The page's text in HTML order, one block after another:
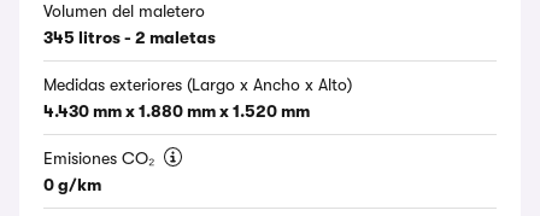
Volumen del maletero
345 litros - 2 maletas
Medidas exteriores (Largo x Ancho x Alto)
4.430 mm x 1.880 mm x 1.520 mm
Emisiones CO₂
0 g/km